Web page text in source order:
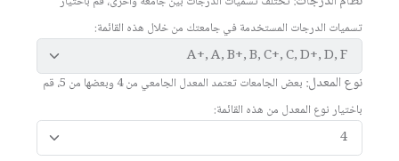
تسميات الدرجات المستخدمة في جامعتك من خلال هذه القائمة:
نوع المعدل:
بعض الجامعات تعتمد المعدل الجامعي من 4 وبعضها من 5، قم
باختيار نوع المعدل من هذه القائمة: